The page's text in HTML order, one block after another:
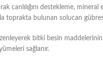
canlılığını destekleme,
toprakta bulunan solucan
bitki besin
sağlanır.